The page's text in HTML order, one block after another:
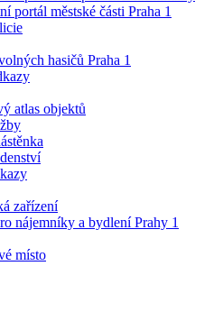
portál městské části Praha 1
hasičů Praha 1
atlas objektů
zařízení
nájemníky a bydlení Prahy 1
místo